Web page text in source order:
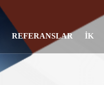
REFERANSLAR İK